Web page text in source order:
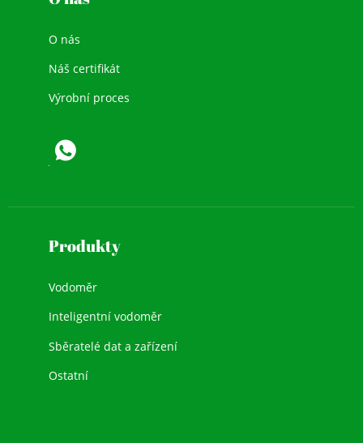
O nás
Náš certifikát
Výrobní proces
Produkty
Vodoměr
Inteligentní vodoměr
Sběratelé dat a zařízení
Ostatní